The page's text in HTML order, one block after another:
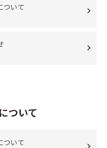
ついて
ついて
ついて